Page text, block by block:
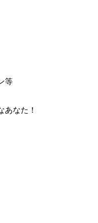
等
あなた！